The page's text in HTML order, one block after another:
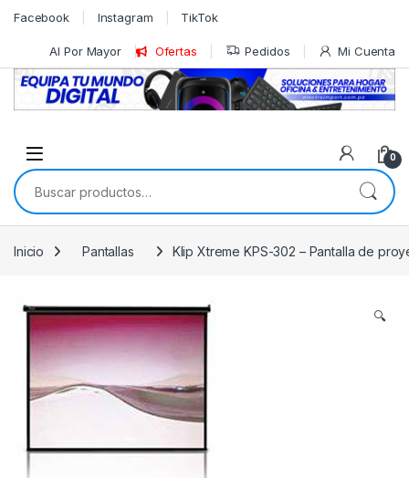
Skip to navigation
Skip to content
Facebook Instagram TikTok
Al Por Mayor Ofertas Pedidos Mi Cuenta
0
Buscar por:
Inicio Pantallas Klip Xtreme KPS-302 – Pantalla de
🔍